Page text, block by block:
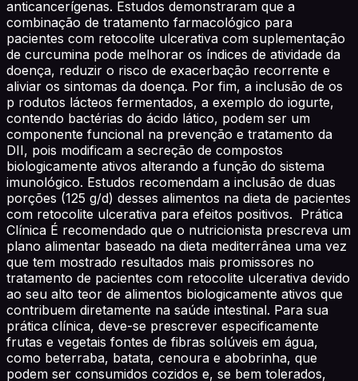
anticancerígenas. Estudos demonstraram que a
combinação de tratamento farmacológico para
pacientes com retocolite ulcerativa com suplementação
de curcumina pode melhorar os índices de atividade da
doença, reduzir o risco de exacerbação recorrente e
aliviar os sintomas da doença. Por fim, a inclusão de os
p rodutos lácteos fermentados, a exemplo do iogurte,
contendo bactérias do ácido lático, podem ser um
componente funcional na prevenção e tratamento da
DII, pois modificam a secreção de compostos
biologicamente ativos alterando a função do sistema
imunológico. Estudos recomendam a inclusão de duas
porções (125 g/d) desses alimentos na dieta de pacientes
com retocolite ulcerativa para efeitos positivos. Prática
Clínica É recomendado que o nutricionista prescreva um
plano alimentar baseado na dieta mediterrânea uma vez
que tem mostrado resultados mais promissores no
tratamento de pacientes com retocolite ulcerativa devido
ao seu alto teor de alimentos biologicamente ativos que
contribuem diretamente na saúde intestinal. Para sua
prática clínica, deve-se prescrever especificamente
frutas e vegetais fontes de fibras solúveis em água,
como beterraba, batata, cenoura e abobrinha, que
podem ser consumidos cozidos e, se bem tolerados,